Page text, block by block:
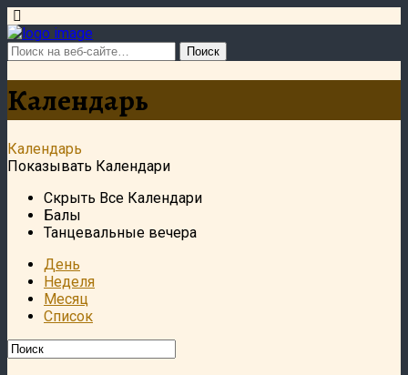
Календарь
Календарь
Показывать Календари
Скрыть Все Календари
Балы
Танцевальные вечера
День
Неделя
Месяц
Список